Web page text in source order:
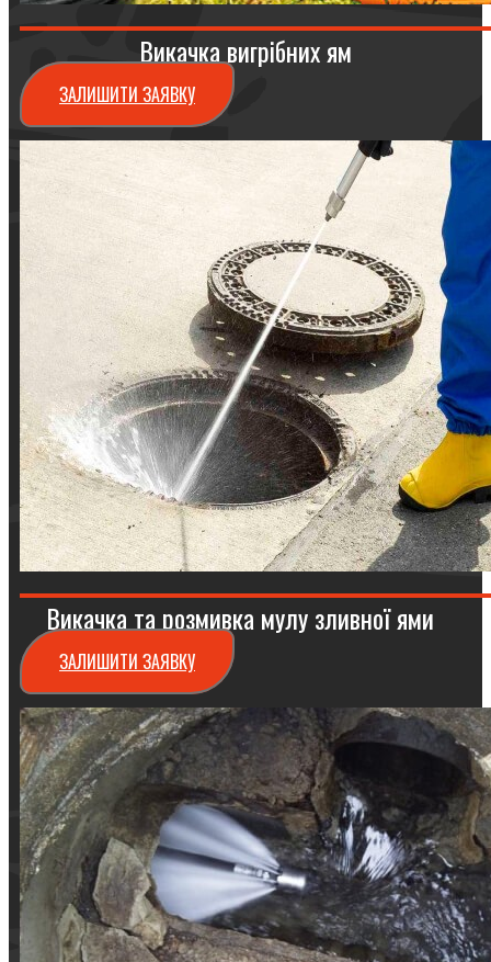
Викачка вигрібних ям
ЗАЛИШИТИ ЗАЯВКУ
Викачка та розмивка мулу зливної ями
ЗАЛИШИТИ ЗАЯВКУ